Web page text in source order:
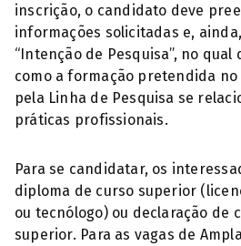
inscrição, o candidato deve
informações solicitadas e,
“Intenção de Pesquisa”, no
como a formação pretendida no
pela Linha de Pesquisa se
práticas profissionais.
Para se candidatar, os
diploma de curso superior
ou tecnólogo) ou declaração de
superior. Para as vagas de